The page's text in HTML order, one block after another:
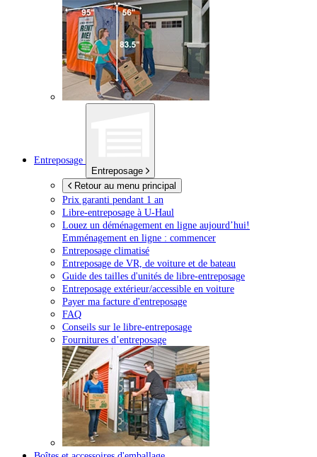
Entreposage
Entreposage
Retour au menu principal
Prix garanti pendant 1 an
Libre-entreposage à U-Haul
Louez un déménagement en ligne aujourd’hui!
Emménagement en ligne : commencer
Entreposage climatisé
Entreposage de VR, de voiture et de bateau
Guide des tailles d'unités de libre-entreposage
Entreposage extérieur/accessible en voiture
Payer ma facture d'entreposage
FAQ
Conseils sur le libre-entreposage
Fournitures d’entreposage